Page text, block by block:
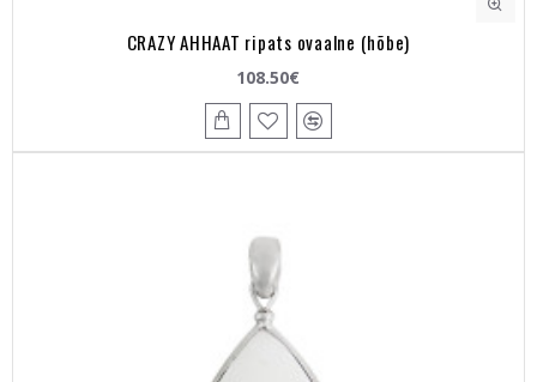
CRAZY AHHAAT ripats ovaalne (hõbe)
108.50€